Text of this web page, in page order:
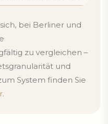
bei Berliner und
zu vergleichen –
und
System finden Sie
.